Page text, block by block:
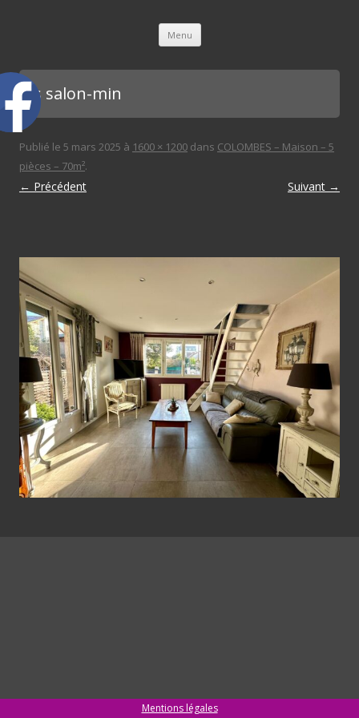
Menu Aller au contenu principal
bis salon-min
Publié le 5 mars 2025 à 1600 × 1200 dans COLOMBES – Maison – 5
pièces – 70m².
← Précédent Suivant →
Mentions légales